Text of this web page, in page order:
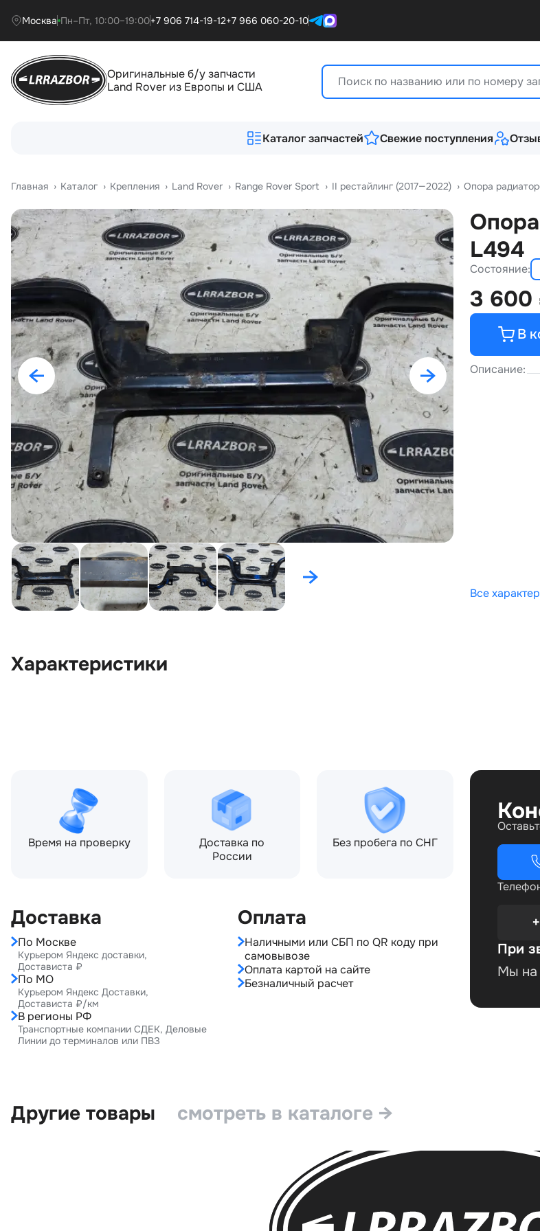
Москва Пн–Пт, 10:00–19:00+7 906 714-19-12+7 966 060-20-10
Оригинальные б/у запчасти
Land Rover из Европы и США
Каталог запчастей Свежие поступления
Главная › Катало › Крепления › Land Rover › Range Rover Sport › II рестайлинг (2017—2022) › Опора
L494
Состояние:
3 600
В
Описание:
Все
Характеристики
Время на проверку
Доставка по
России
Без пробега по СНГ
Доставка
По Москве
Курьером Яндекс доставки,
Достависта ₽
По МО
Курьером Яндекс Доставки,
Достависта ₽/км
В регионы РФ
Транспортные компании СДЕК, Деловые
Линии до терминалов или ПВЗ
Оплата
Наличными или СБП по QR коду при
самовывозе
Оплата картой на сайте
Безналичный расчет
При
Мы на
Другие товары смотреть в каталоге →